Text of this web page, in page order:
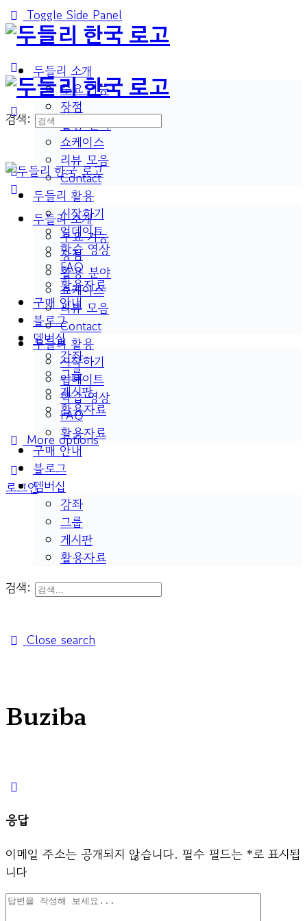
Toggle Side Panel
두들리 소개
주요 기능
장점
활용 분야
쇼케이스
리뷰 모음
Contact
두들리 활용
시작하기
업데이트
학습 영상
FAQ
활용자료
구매 안내
블로그
멤버십
강좌
그룹
게시판
활용자료
More options
로그인
검색:
두들리 소개
주요 기능
장점
활용 분야
쇼케이스
리뷰 모음
Contact
두들리 활용
시작하기
업데이트
학습 영상
FAQ
활용자료
구매 안내
블로그
멤버십
강좌
그룹
게시판
활용자료
검색:
Close search
Buziba
응답
이메일 주소는 공개되지 않습니다. 필수 필드는 *로 표시됩
니다